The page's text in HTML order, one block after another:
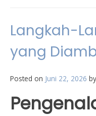
Langkah-
yang
Posted on Juni 22, 2026 by